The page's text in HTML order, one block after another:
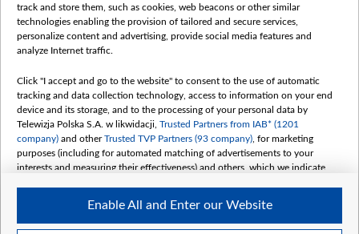
Белсат news
Белсат Shorts
Жэстачайшы мульт
Belsat English
Biełsat PL
Белсат Now
Белсат History
Белсат Music
Белсат Doc
track and store them, such as cookies, web beacons or other similar
technologies enabling the provision of tailored and secure services,
personalize content and advertising, provide social media features and
analyze Internet traffic.
Click "I accept and go to the website" to consent to the use of automatic
tracking and data collection technology, access to information on your end
device and its storage, and to the processing of your personal data by
Telewizja Polska S.A. w likwidacji, Trusted Partners from IAB* (1201
company) and otherTrusted TVP Partners (93 company) , for marketing
purposes (including for automated matching of advertisements to your
interests and measuring their effectiveness) and others, which we indicate
The purposes of processing your data by TVP S.A. w likwidacji are as
follows:
Enable All and Enter our Website